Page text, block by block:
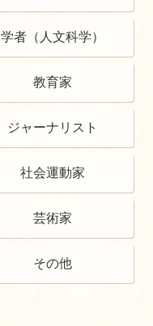
学者（人文科学）
教育家
ジャーナリスト
社会運動家
芸術家
その他